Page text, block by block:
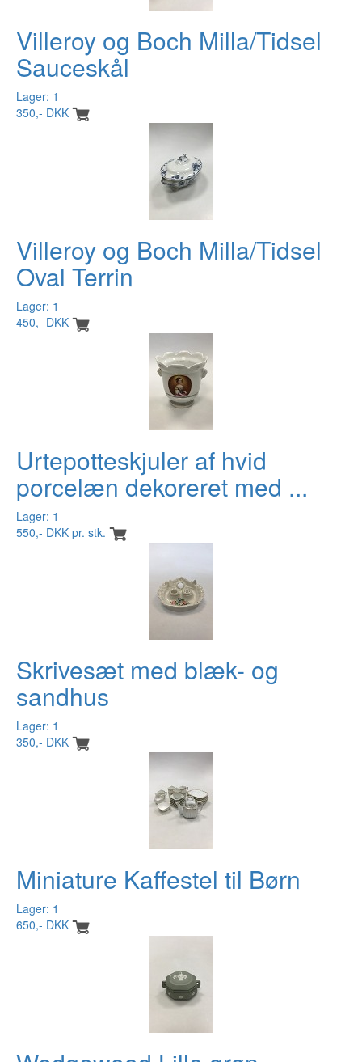
Villeroy og Boch Milla/Tidsel
Sauceskål
Lager: 1
350,- DKK
Villeroy og Boch Milla/Tidsel
Oval Terrin
Lager: 1
450,- DKK
Urtepotteskjuler af hvid
porcelæn dekoreret med ...
Lager: 1
550,- DKK pr. stk.
Skrivesæt med blæk- og
sandhus
Lager: 1
350,- DKK
Miniature Kaffestel til Børn
Lager: 1
650,- DKK